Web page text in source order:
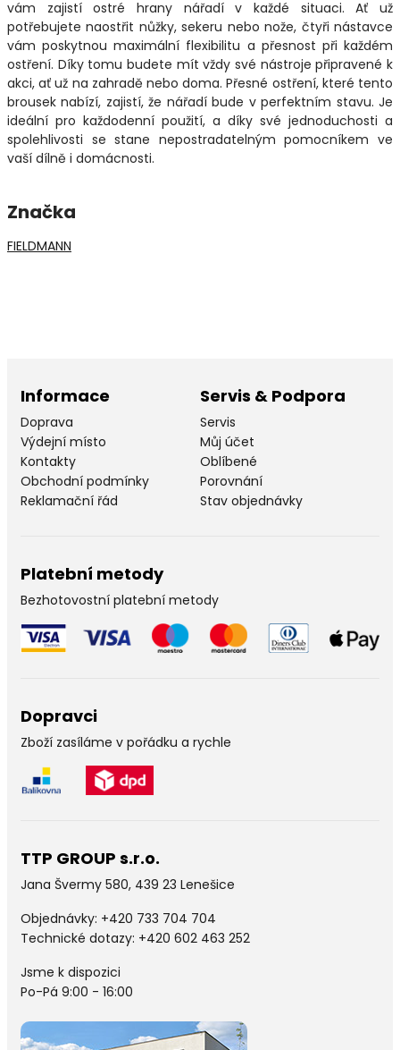
vám zajistí ostré hrany nářadí v každé situaci. Ať už
potřebujete naostřit nůžky, sekeru nebo nože, čtyři nástavce
vám poskytnou maximální flexibilitu a přesnost při každém
ostření. Díky tomu budete mít vždy své nástroje připravené k
akci, ať už na zahradě nebo doma. Přesné ostření, které tento
brousek nabízí, zajistí, že nářadí bude v perfektním stavu. Je
ideální pro každodenní použití, a díky své jednoduchosti a
spolehlivosti se stane nepostradatelným pomocníkem ve
vaší dílně i domácnosti.
Značka
FIELDMANN
Informace
Doprava
Výdejní místo
Kontakty
Obchodní podmínky
Reklamační řád
Servis & Podpora
Servis
Můj účet
Oblíbené
Porovnání
Stav objednávky
Platební metody
Bezhotovostní platební metody
Dopravci
Zboží zasíláme v pořádku a rychle
TTP GROUP s.r.o.
Jana Švermy 580, 439 23 Lenešice
Objednávky: +420 733 704 704
Technické dotazy: +420 602 463 252
Jsme k dispozici
Po-Pá 9:00 - 16:00